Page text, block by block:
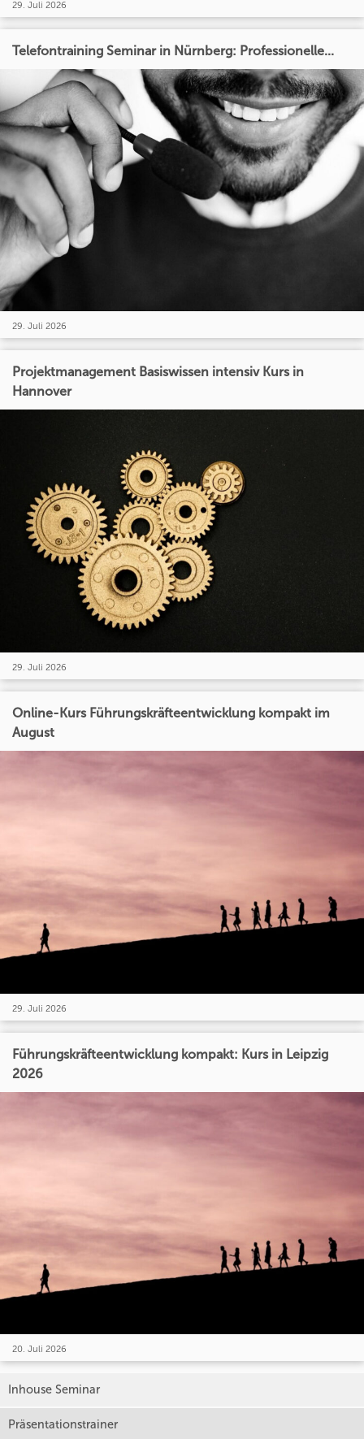
29. Juli 2026
Telefontraining Seminar in Nürnberg: Professionelle...
29. Juli 2026
Projektmanagement Basiswissen intensiv Kurs in
Hannover
29. Juli 2026
Online-Kurs Führungskräfteentwicklung kompakt im
August
29. Juli 2026
Führungskräfteentwicklung kompakt: Kurs in Leipzig
2026
20. Juli 2026
Inhouse Seminar
Präsentationstrainer